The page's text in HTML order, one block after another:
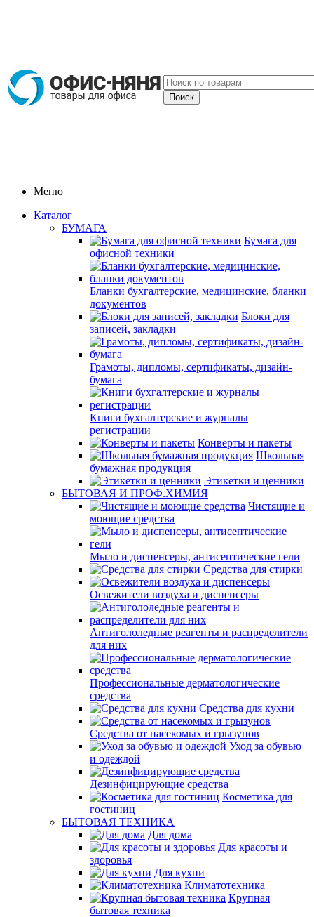
Меню
Каталог
БУМАГА
Бумага для
офисной техники
Бланки бухгалтерские, медицинские, бланки
документов
Блоки для
записей, закладки
Грамоты, дипломы, сертификаты, дизайн-
бумага
Книги бухгалтерские и журналы
регистрации
Конверты и пакеты
Школьная
бумажная продукция
Этикетки и ценники
БЫТОВАЯ И ПРОФ.ХИМИЯ
Чистящие и
моющие средства
Мыло и диспенсеры, антисептические гели
Средства для стирки
Освежители воздуха и диспенсеры
Антигололедные реагенты и распределители
для них
Профессиональные дерматологические
средства
Средства для кухни
Средства от насекомых и грызунов
Уход за обувью
и одеждой
Дезинфицирующие средства
Косметика для
гостиниц
БЫТОВАЯ ТЕХНИКА
Для дома
Для красоты и
здоровья
Для кухни
Климатотехника
Крупная
бытовая техника